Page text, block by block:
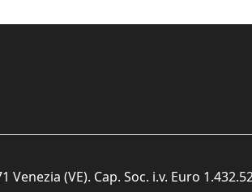
(VE). Cap. Soc. i.v. Euro